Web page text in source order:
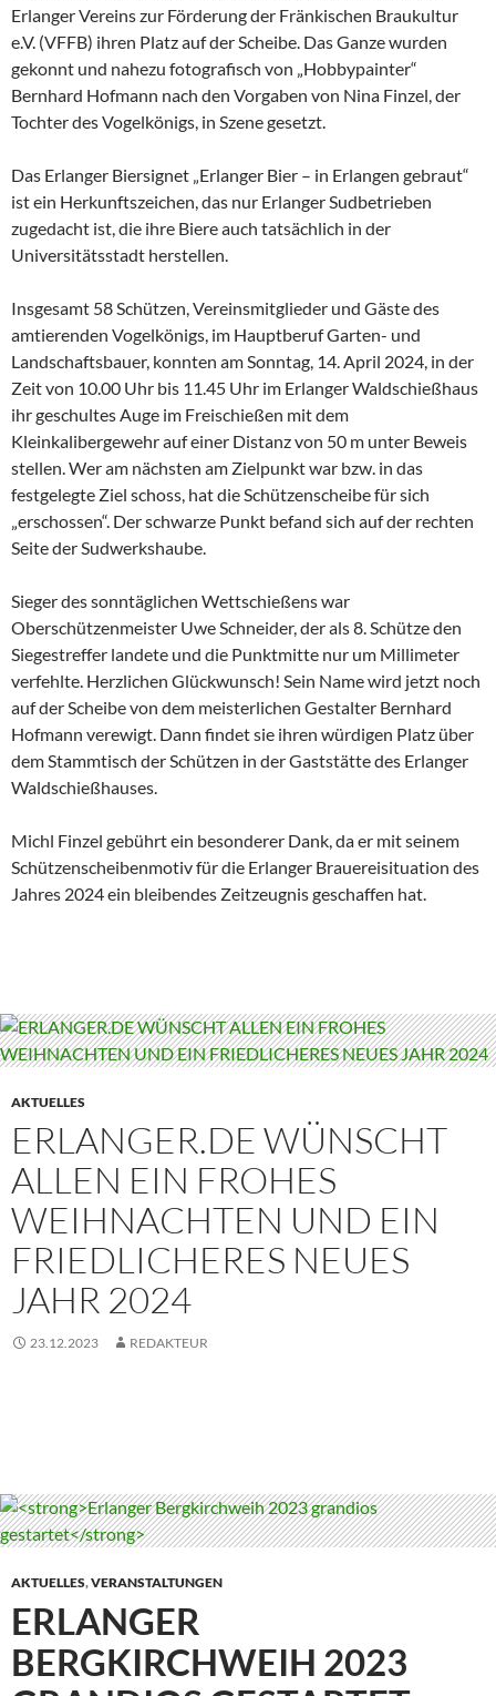
Erlanger Vereins zur Förderung der Fränkischen Braukultur
e.V. (VFFB) ihren Platz auf der Scheibe. Das Ganze wurden
gekonnt und nahezu fotografisch von „Hobbypainter“
Bernhard Hofmann nach den Vorgaben von Nina Finzel, der
Tochter des Vogelkönigs, in Szene gesetzt.
Das Erlanger Biersignet „Erlanger Bier – in Erlangen gebraut“
ist ein Herkunftszeichen, das nur Erlanger Sudbetrieben
zugedacht ist, die ihre Biere auch tatsächlich in der
Universitätsstadt herstellen.
Insgesamt 58 Schützen, Vereinsmitglieder und Gäste des
amtierenden Vogelkönigs, im Hauptberuf Garten- und
Landschaftsbauer, konnten am Sonntag, 14. April 2024, in der
Zeit von 10.00 Uhr bis 11.45 Uhr im Erlanger Waldschießhaus
ihr geschultes Auge im Freischießen mit dem
Kleinkalibergewehr auf einer Distanz von 50 m unter Beweis
stellen. Wer am nächsten am Zielpunkt war bzw. in das
festgelegte Ziel schoss, hat die Schützenscheibe für sich
„erschossen“. Der schwarze Punkt befand sich auf der rechten
Seite der Sudwerkshaube.
Sieger des sonntäglichen Wettschießens war
Oberschützenmeister Uwe Schneider, der als 8. Schütze den
Siegestreffer landete und die Punktmitte nur um Millimeter
verfehlte. Herzlichen Glückwunsch! Sein Name wird jetzt noch
auf der Scheibe von dem meisterlichen Gestalter Bernhard
Hofmann verewigt. Dann findet sie ihren würdigen Platz über
dem Stammtisch der Schützen in der Gaststätte des Erlanger
Waldschießhauses.
Michl Finzel gebührt ein besonderer Dank, da er mit seinem
Schützenscheibenmotiv für die Erlanger Brauereisituation des
Jahres 2024 ein bleibendes Zeitzeugnis geschaffen hat.
AKTUELLES
ERLANGER.DE WÜNSCHT
ALLEN EIN FROHES
WEIHNACHTEN UND EIN
FRIEDLICHERES NEUES
JAHR 2024
23.12.2023 REDAKTEUR
AKTUELLES,VERANSTALTUNGEN
ERLANGER
BERGKIRCHWEIH 2023